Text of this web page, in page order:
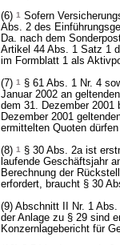
(6) 1 Sofern
Abs. 2 des
Da. nach dem
Artikel 44 Abs. 1 Satz 1
im Formblatt 1 als
(7) 1
§ 61 Abs. 1 Nr. 4
Januar 2002 an
dem 31. Dezember 2001
Dezember 2001
ermittelten Quoten
(8) 1
§ 30 Abs. 2a ist
laufende Geschäftsjahr
Berechnung der
erfordert, braucht § 30
(9) Abschnitt II Nr. 1
der Anlage zu § 29 sind
Konzernlagebericht für